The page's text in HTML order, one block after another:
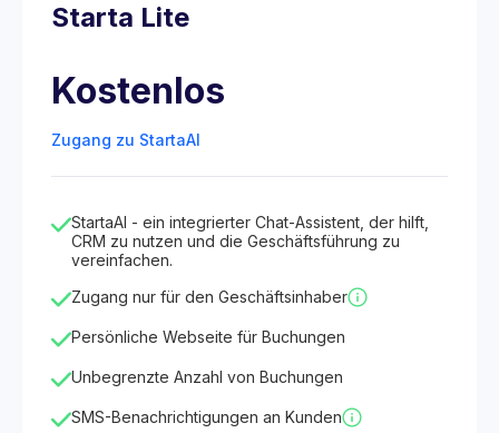
Starta Lite
Kostenlos
Zugang zu StartaAI
StartaAI - ein integrierter Chat-Assistent, der hilft,
CRM zu nutzen und die Geschäftsführung zu
vereinfachen.
Zugang nur für den Geschäftsinhaber
Persönliche Webseite für Buchungen
Unbegrenzte Anzahl von Buchungen
SMS-Benachrichtigungen an Kunden